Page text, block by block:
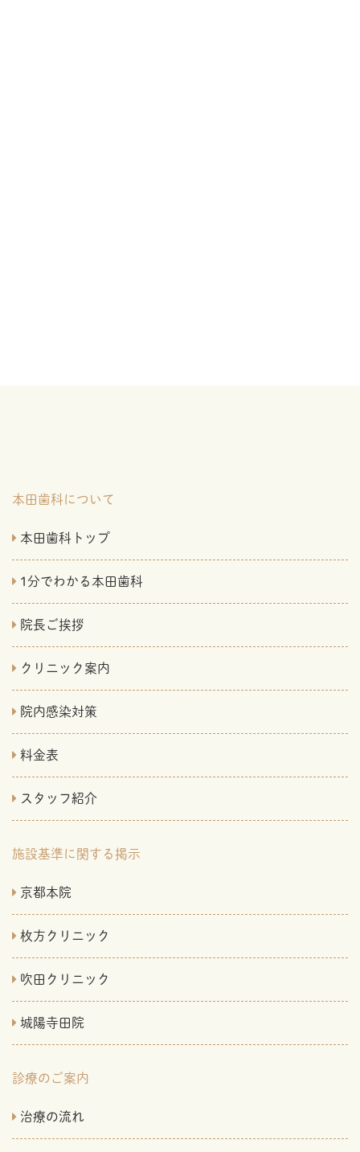
本田歯科について
本田歯科トップ
1分でわかる本田歯科
院長ご挨拶
クリニック案内
院内感染対策
料金表
スタッフ紹介
施設基準に関する掲示
京都本院
枚方クリニック
吹田クリニック
城陽寺田院
診療のご案内
治療の流れ